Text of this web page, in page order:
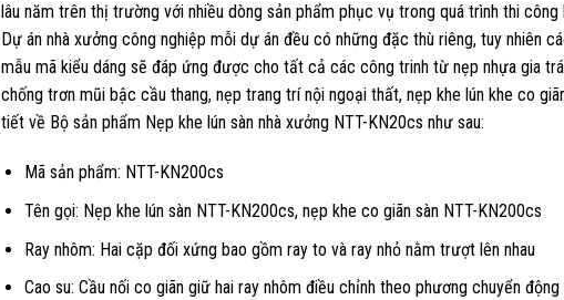
lâu năm trên thị trường với nhiều dòng sản phẩm phục vụ trong quá trình thi
Dự án nhà xưởng công nghiệp mỗi dự án đều có những đặc thù riêng, tuy nhiên
mẫu mã kiểu dáng sẽ đáp ứng được cho tất cả các công trinh từ nẹp nhựa gia
chống trơn mũi bậc cầu thang, nẹp trang trí nội ngoại thất, nẹp khe lún khe co
tiết về Bộ sản phẩm Nẹp khe lún sàn nhà xưởng NTT-KN20cs như sau:
Mã sản phẩm: NTT-KN200cs
Tên gọi: Nẹp khe lún sàn NTT-KN200cs, nẹp khe co giãn sàn NTT-KN200cs
Ray nhôm: Hai cặp đối xứng bao gồm ray to và ray nhỏ nằm trượt lên nhau
Cao su: Cầu nối co giãn giữ hai ray nhôm điều chỉnh theo phương chuyển